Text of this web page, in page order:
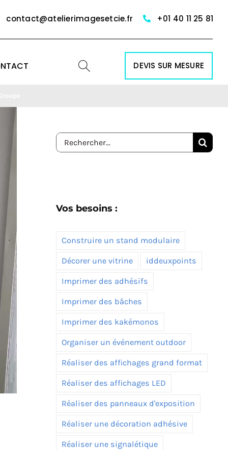
contact@atelierimagesetcie.fr +01 40 11 25 81
DEVIS SUR MESURE
Rechercher:
Vos besoins :
Construire un stand modulaire
Décorer une vitrine iddeuxpoints
Imprimer des adhésifs
Imprimer des bâches
Imprimer des kakémonos
Organiser un événement outdoor
Réaliser des affichages grand format
Réaliser des affichages LED
Réaliser des panneaux d'exposition
Réaliser une décoration adhésive
Réaliser une signalétique